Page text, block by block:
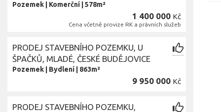
obec České Budějovice,okres České Budějovice, Jihočeský kraj
Pozemek Komerční 578m²
1 400 000 Kč
Cena včetně provize RK a právních služeb
PRODEJ STAVEBNÍHO POZEMKU, U
ŠPAČKŮ, MLADÉ, ČESKÉ BUDĚJOVICE
Pozemek Bydlení 863m²
9 950 000 Kč
PRODEJ STAVEBNÍHO POZEMKU,